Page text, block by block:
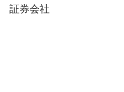
証券会社